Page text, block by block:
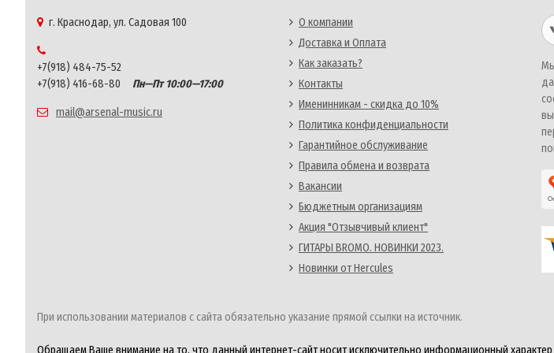
г. Краснодар, ул. Садовая 100
+7(918) 484-75-52
+7(918) 416-68-80
Пн—Пт 10:00—17:00
mail@arsenal-music.ru
О компании
Доставка и Оплата
Как заказать?
Контакты
Именинникам - скидка до 10%
Политика конфиденциальности
Гарантийное обслуживание
Правила обмена и возврата
Вакансии
Бюджетным организациям
Акция "Отзывчивый клиент"
ГИТАРЫ BROMO. НОВИНКИ 2023.
Новинки от Hercules
При использовании материалов с сайта обязательно указание прямой ссылки на источник.
Обращаем Ваше внимание на то, что данный интернет-сайт носит исключительно информационный